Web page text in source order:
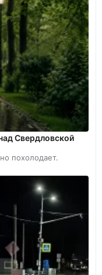
Свердловской
похолодает.